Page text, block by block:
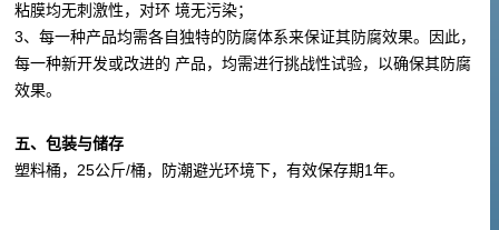
粘膜均无刺激性，对环 境无污染；
3、每一种产品均需各自独特的防腐体系来保证其防腐效果。因此，
每一种新开发或改进的 产品，均需进行挑战性试验，以确保其防腐
效果。
五、包装与储存
塑料桶，25公斤/桶，防潮避光环境下，有效保存期1年。